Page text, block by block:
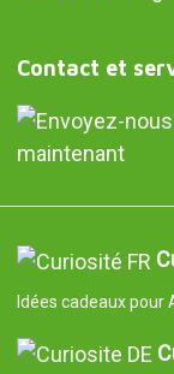
Contact et
maintenant
Idées cadeaux pour